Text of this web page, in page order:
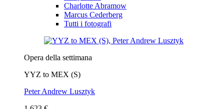
Charlotte Abramow
Marcus Cederberg
Tutti i fotografi
Opera della settimana
YYZ to MEX (S)
Peter Andrew Lusztyk